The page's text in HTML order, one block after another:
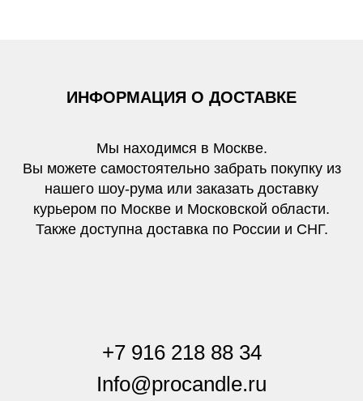
ИНФОРМАЦИЯ О ДОСТАВКЕ
Мы находимся в Москве.
Вы можете самостоятельно забрать покупку из
нашего шоу-рума или заказать доставку
курьером по Москве и Московской области.
Также доступна доставка по России и СНГ.
+7 916 218 88 34
Info@procandle.ru